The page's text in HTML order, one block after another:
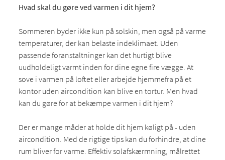
Hvad skal du gøre ved varmen i dit hjem?
Sommeren byder ikke kun på solskin, men også på varme
temperaturer, der kan belaste indeklimaet. Uden
passende foranstaltninger kan det hurtigt blive
uudholdeligt varmt inden for dine egne fire vægge. At
sove i varmen på loftet eller arbejde hjemmefra på et
kontor uden aircondition kan blive en tortur. Men hvad
kan du gøre for at bekæmpe varmen i dit hjem?
Der er mange måder at holde dit hjem køligt på - uden
aircondition. Med de rigtige tips kan du forhindre, at dine
rum bliver for varme. Effektiv solafskærmning, målrettet